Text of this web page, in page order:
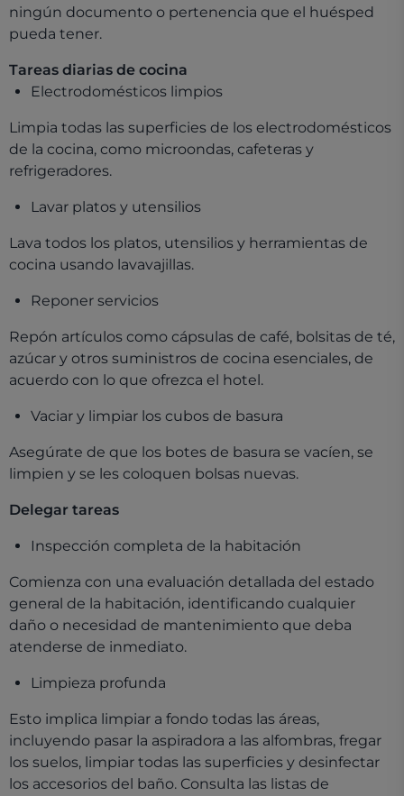
ningún documento o pertenencia que el huésped
pueda tener.
Tareas diarias de cocina
Electrodomésticos limpios
Limpia todas las superficies de los electrodomésticos
de la cocina, como microondas, cafeteras y
refrigeradores.
Lavar platos y utensilios
Lava todos los platos, utensilios y herramientas de
cocina usando lavavajillas.
Reponer servicios
Repón artículos como cápsulas de café, bolsitas de té,
azúcar y otros suministros de cocina esenciales, de
acuerdo con lo que ofrezca el hotel.
Vaciar y limpiar los cubos de basura
Asegúrate de que los botes de basura se vacíen, se
limpien y se les coloquen bolsas nuevas.
Delegar tareas
Inspección completa de la habitación
Comienza con una evaluación detallada del estado
general de la habitación, identificando cualquier
daño o necesidad de mantenimiento que deba
atenderse de inmediato.
Limpieza profunda
Esto implica limpiar a fondo todas las áreas,
incluyendo pasar la aspiradora a las alfombras, fregar
los suelos, limpiar todas las superficies y desinfectar
los accesorios del baño. Consulta las listas de